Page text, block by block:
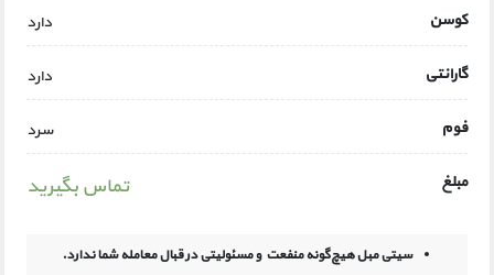
کوسن دارد
گارانتی دارد
فوم سرد
مبلغ تماس بگیرید
سیتی مبل هیچ‌گونه منفعت و مسئولیتی درقبال معامله شما ندارد.